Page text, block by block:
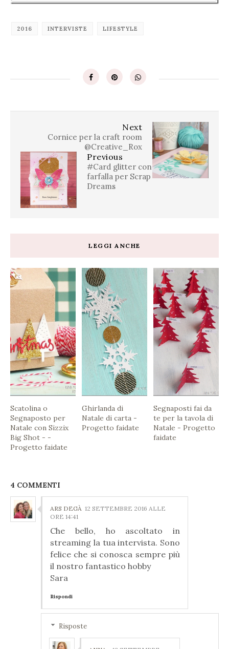
2016 INTERVISTE LIFESTYLE
Next
Cornice per la craft room
@Creative_Rox
Previous
#Card glitter con
farfalla per Scrap
Dreams
LEGGI ANCHE
Scatolina o
Segnaposto per
Natale con Sizzix
Big Shot - -
Progetto faidate
Ghirlanda di
Natale di carta -
Progetto faidate
Segnaposti fai da
te per la tavola di
Natale - Progetto
faidate
4 COMMENTI
ARS DEGÀ 12 SETTEMBRE 2016 ALLE
ORE 14:41
Che bello, ho ascoltato in
streaming la tua intervista. Sono
felice che si conosca sempre più
il nostro fantastico hobby
Sara
Rispondi
Risposte